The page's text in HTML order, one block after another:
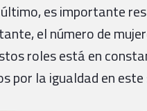
es importante
el número de
roles está en
por la igualdad en